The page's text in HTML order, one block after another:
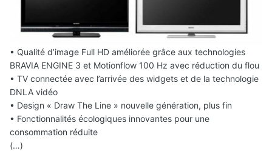
• Qualité d’image Full HD améliorée grâce aux technologies
BRAVIA ENGINE 3 et Motionflow 100 Hz avec réduction du flou
• TV connectée avec l’arrivée des widgets et de la technologie
DNLA vidéo
• Design « Draw The Line » nouvelle génération, plus fin
• Fonctionnalités écologiques innovantes pour une
consommation réduite
(…)